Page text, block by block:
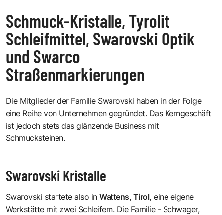
Schmuck-Kristalle, Tyrolit
Schleifmittel, Swarovski Optik
und Swarco
Straßenmarkierungen
Die Mitglieder der Familie Swarovski haben in der Folge
eine Reihe von Unternehmen gegründet. Das Kerngeschäft
ist jedoch stets das glänzende Business mit
Schmucksteinen.
Swarovski Kristalle
Swarovski startete also inWattens, Tirol, eine eigene
Werkstätte mit zwei Schleifern. Die Familie - Schwager,